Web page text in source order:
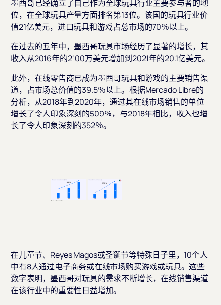
墨西哥已经确立了自己作为全球玩具行业主要参与者的地
位，在全球玩具产量方面排名第13位。该国的玩具行业价
值21亿美元，进口玩具和游戏占总市场的70％以上。
在过去的五年中，墨西哥玩具市场经历了显著的增长，其
收入从2016年的2100万美元增加到2021年的20.1亿美元。
此外，在线零售商已成为墨西哥玩具和游戏的主要销售渠
道，占市场总价值的39.5％以上。根据Mercado Libre的
分析，从2018年到2020年，通过其在线市场销售的单位
增长了令人印象深刻的509％，与2018年相比，收入也增
长了令人印象深刻的352％。
在儿童节、Reyes Magos或圣诞节等特殊日子里，10个人
中有8人通过电子商务或在线市场购买游戏或玩具。这些
数字表明，墨西哥对玩具的需求不断增长，在线销售渠道
在该行业中的重要性日益增加。